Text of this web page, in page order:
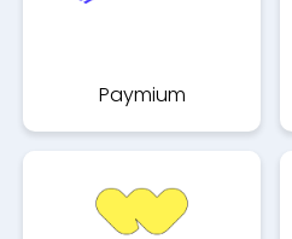
Paymium